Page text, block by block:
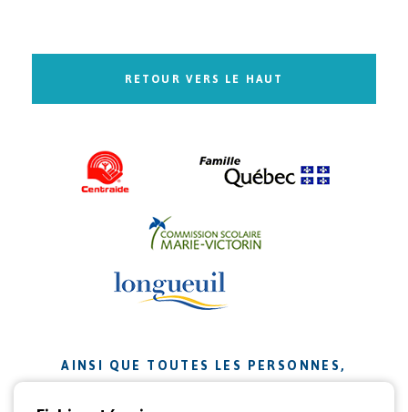
RETOUR VERS LE HAUT
AINSI QUE TOUTES LES PERSONNES,
ORGANISMES ET ENTREPRISES QUI ONT